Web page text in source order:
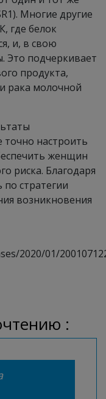
Многие другие
где белок
и, в свою
Это подчеркивает
продукта,
рака молочной
точно настроить
женщин
риска. Благодаря
по стратегии
возникновения
2020/01/
: